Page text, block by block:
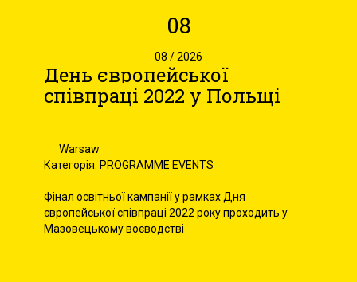
08
08 / 2026
День європейської
співпраці 2022 у Польщі
Warsaw
Категорія: PROGRAMME EVENTS
Фінал освітньої кампанії у рамках Дня
європейської співпраці 2022 року проходить у
Мазовецькому воєводстві